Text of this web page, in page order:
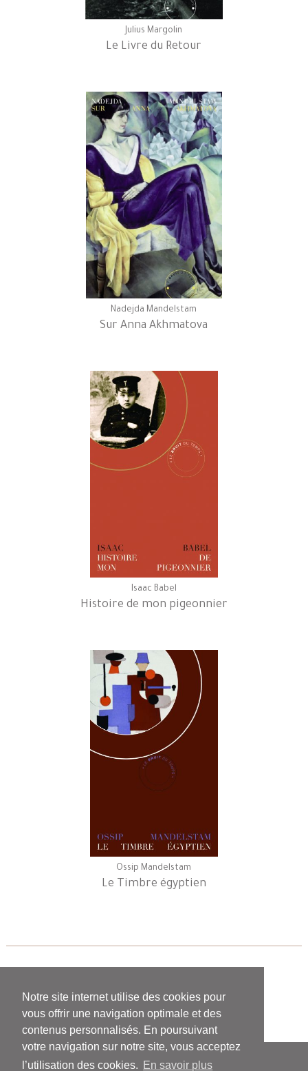
Notre site internet utilise des cookies pour
vous offrir une navigation optimale et des
contenus personnalisés. En poursuivant
votre navigation sur notre site, vous acceptez
l’utilisation des cookies.
En savoir plus
Julius Margolin
Le Livre du Retour
Nadejda Mandelstam
Sur Anna Akhmatova
Isaac Babel
Histoire de mon pigeonnier
Ossip Mandelstam
Le Timbre égyptien